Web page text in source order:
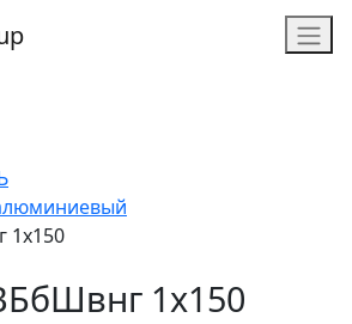
1х150
1х150